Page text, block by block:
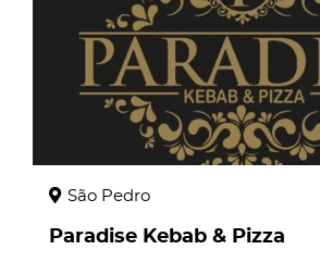
São Pedro
Paradise Kebab & Pizza